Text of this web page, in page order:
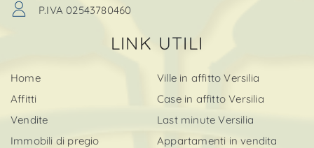
P.IVA 02543780460
LINK UTILI
Home
Affitti
Vendite
Immobili di pregio
Ville in affitto Versilia
Case in affitto Versilia
Last minute Versilia
Appartamenti in vendita